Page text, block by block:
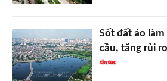
Sốt đất ảo
cầu, tăng rủi